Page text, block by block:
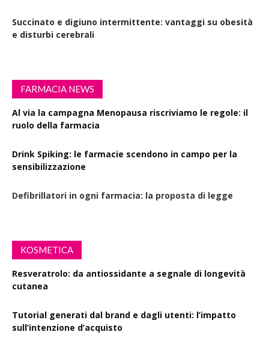
Succinato e digiuno intermittente: vantaggi su obesità
e disturbi cerebrali
FARMACIA NEWS
Al via la campagna Menopausa riscriviamo le regole: il
ruolo della farmacia
Drink Spiking: le farmacie scendono in campo per la
sensibilizzazione
Defibrillatori in ogni farmacia: la proposta di legge
KOSMETICA
Resveratrolo: da antiossidante a segnale di longevità
cutanea
Tutorial generati dal brand e dagli utenti: l’impatto
sull’intenzione d’acquisto